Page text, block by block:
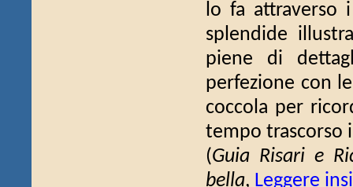
lo fa attraverso
splendide
piene di
perfezione con
coccola per
tempo trascorso
(Guia Risari e
bella, Leggere